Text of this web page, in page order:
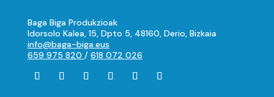
Baga Biga Produkzioak
Idorsolo Kalea, 15, Dpto 5, 48160, Derio, Bizkaia
info@baga-biga.eus
659 975 820 / 618 072 026